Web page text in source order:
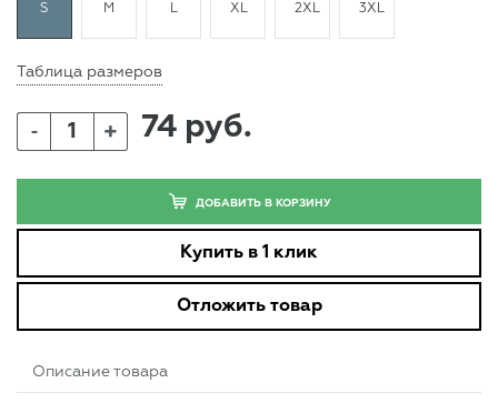
S M L XL 2XL 3XL
Таблица размеров
- + 74 руб.
ДОБАВИТЬ В КОРЗИНУ
Купить в 1 клик
Отложить товар
Описание товара